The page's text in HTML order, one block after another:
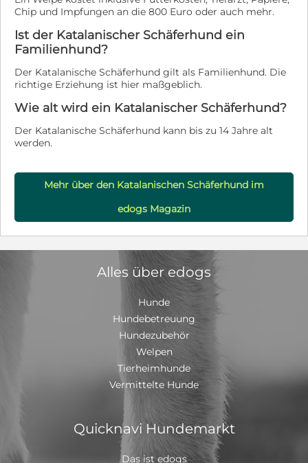
Chip und Impfungen an die 800 Euro oder auch mehr.
Ist der Katalanischer Schäferhund ein
Familienhund?
Der Katalanische Schäferhund gilt als Familienhund. Die
richtige Erziehung ist hier maßgeblich.
Wie alt wird ein Katalanischer Schäferhund?
Der Katalanische Schäferhund kann bis zu 14 Jahre alt
werden.
Mehr über den Katalanischen Schäferhund im
edogs Magazin
Alles über edogs
Hunde
Hundebetreuung
Hundezubehör
Welpen
Tierheimhunde
Vermittelte Hunde
Quicknavi Hundemarkt
Das ist edogs